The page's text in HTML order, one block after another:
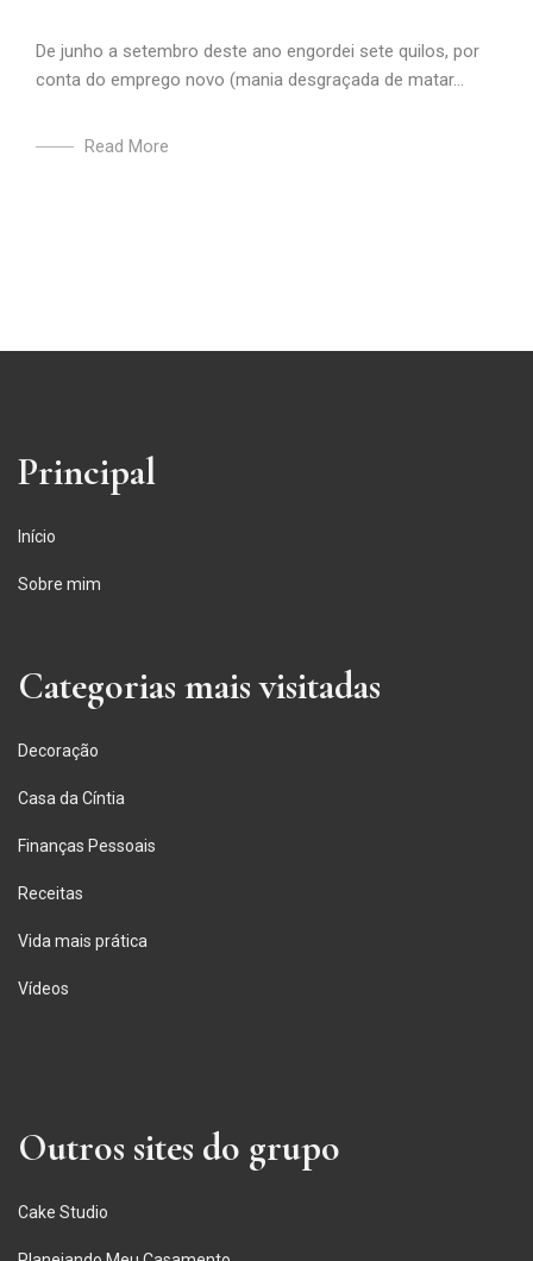
De junho a setembro deste ano engordei sete quilos, por
conta do emprego novo (mania desgraçada de matar...
Read More
Principal
Início
Sobre mim
Categorias mais visitadas
Decoração
Casa da Cíntia
Finanças Pessoais
Receitas
Vida mais prática
Vídeos
Outros sites do grupo
Cake Studio